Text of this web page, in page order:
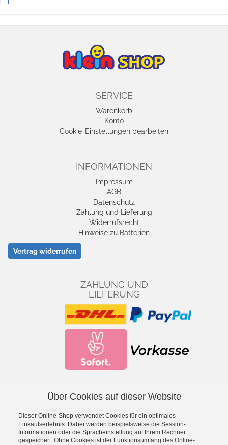
SERVICE
Warenkorb
Konto
Cookie-Einstellungen bearbeiten
INFORMATIONEN
Impressum
AGB
Datenschutz
Zahlung und Lieferung
Widerrufsrecht
Hinweise zu Batterien
Vertrag widerrufen
ZAHLUNG UND
LIEFERUNG
*inkl. MwSt., zzgl.Versandkosten
Über Cookies auf dieser Website
Dieser Online-Shop verwendet Cookies für ein optimales
Einkaufserlebnis. Dabei werden beispielsweise die Session-
Informationen oder die Spracheinstellung auf Ihrem Rechner
gespeichert. Ohne Cookies ist der Funktionsumfang des Online-